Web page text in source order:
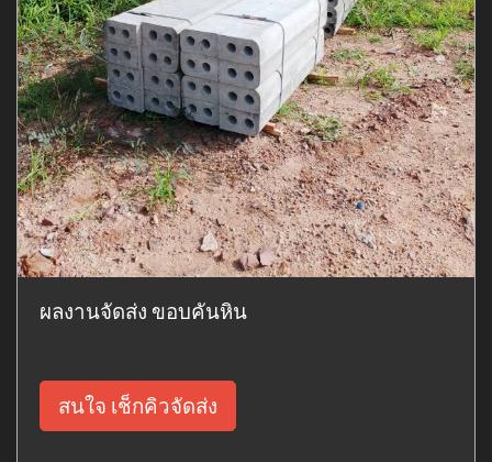
ผลงานจัดส่ง ขอบคันหิน
สนใจ เช็กคิวจัดส่ง